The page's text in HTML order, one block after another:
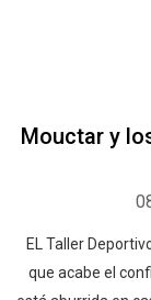
Mouctar y
EL Taller
que acabe el